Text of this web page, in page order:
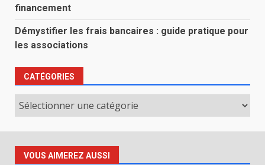
financement
Démystifier les frais bancaires : guide pratique pour
les associations
CATÉGORIES
Catégories
VOUS AIMEREZ AUSSI